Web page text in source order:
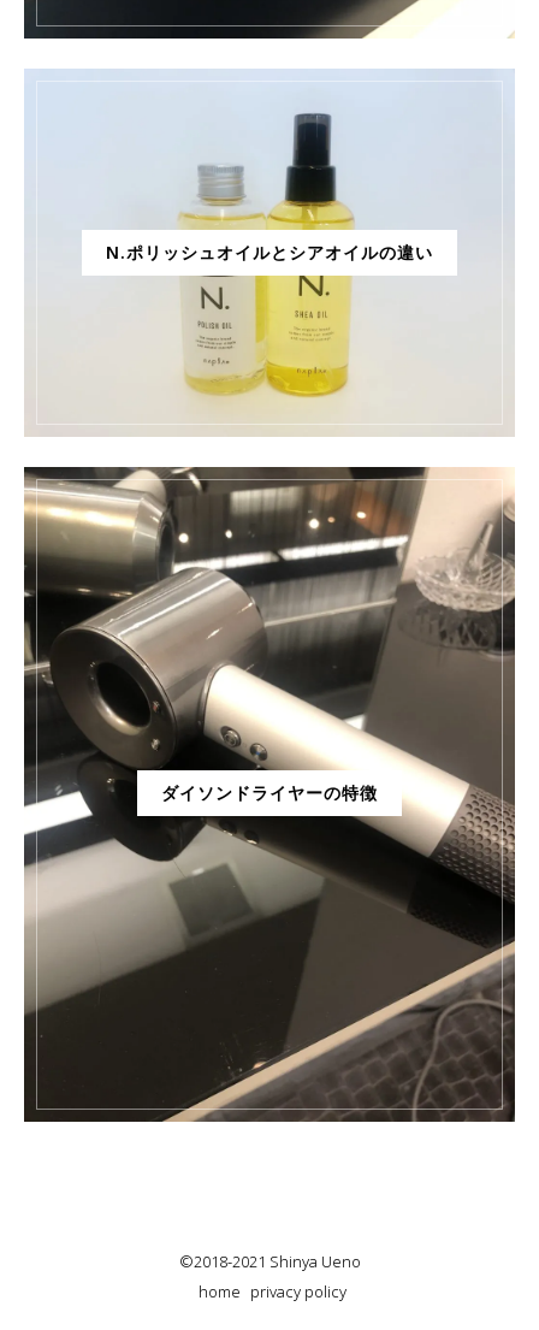
N.ポリッシュオイルとシアオイルの違い
ダイソンドライヤーの特徴
©2018-2021 Shinya Ueno
home privacy policy